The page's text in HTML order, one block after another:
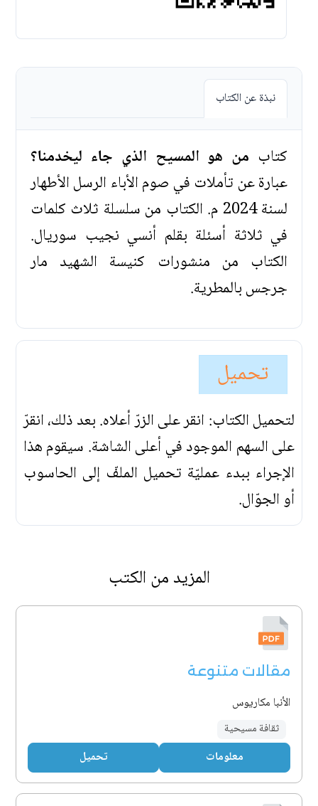
نبذة عن الكتاب
كتاب من هو المسيح الذي جاء ليخدمنا؟
عبارة عن تأملات في صوم الأباء الرسل الأطهار
لسنة 2024 م. الكتاب من سلسلة ثلاث كلمات
في ثلاثة أسئلة بقلم أنسي نجيب سوريال.
الكتاب من منشورات كنيسة الشهيد مار
جرجس بالمطرية.
تحميل
لتحميل الكتاب: انقر على الزرّ أعلاه. بعد ذلك، انقرّ
على السهم الموجود في أعلى الشاشة. سيقوم هذا
الإجراء ببدء عمليّة تحميل الملفّ إلى الحاسوب
أو الجوّال.
المزيد من الكتب
مقالات متنوعة
الأنبا مكاريوس
ثقافة مسيحية
معلومات تحميل